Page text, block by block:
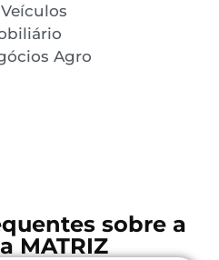
Agro
sobre a
MATRIZ